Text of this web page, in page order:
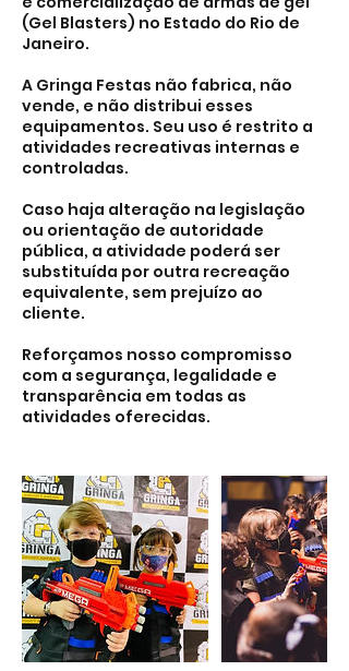
(Gel Blasters) no Estado do Rio de
Janeiro.
A Gringa Festas não fabrica, não
vende, e não distribui esses
equipamentos. Seu uso é restrito a
atividades recreativas internas e
controladas.
Caso haja alteração na legislação
ou orientação de autoridade
pública, a atividade poderá ser
substituída por outra recreação
equivalente, sem prejuízo ao
cliente.
Reforçamos nosso compromisso
com a segurança, legalidade e
transparência em todas as
atividades oferecidas.